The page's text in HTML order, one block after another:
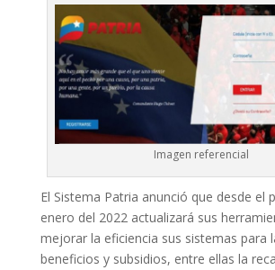
Imagen referencial
El Sistema Patria anunció que desde el
enero del 2022 actualizará sus
mejorar la eficiencia sus sistemas para
beneficios y subsidios, entre ellas la